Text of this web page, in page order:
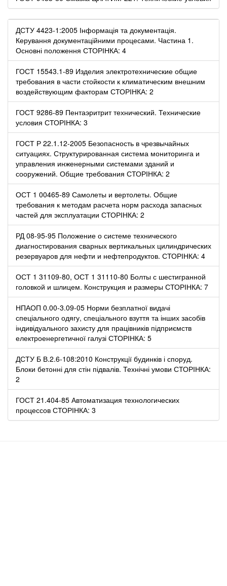
ДСТУ 4423-1:2005 Інформація та документація.
Керування документаційними процесами. Частина 1.
Основні положення СТОРІНКА: 4
ГОСТ 15543.1-89 Изделия электротехнические общие
требования в части стойкости к климатическим внешним
воздействующим факторам СТОРІНКА: 2
ГОСТ 9286-89 Пентаэритрит технический. Технические
условия СТОРІНКА: 3
ГОСТ Р 22.1.12-2005 Безопасность в чрезвычайных
ситуациях. Структурированная система мониторинга и
управления инженерными системами зданий и
сооружений. Общие требования СТОРІНКА: 2
ОСТ 1 00465-89 Самолеты и вертолеты. Общие
требования к методам расчета норм расхода запасных
частей для эксплуатации СТОРІНКА: 2
РД 08-95-95 Положение о системе технического
диагностирования сварных вертикальных цилиндрических
резервуаров для нефти и нефтепродуктов. СТОРІНКА: 4
ОСТ 1 31109-80, ОСТ 1 31110-80 Болты с шестигранной
головкой и шлицем. Конструкция и размеры СТОРІНКА: 7
НПАОП 0.00-3.09-05 Норми безплатної видачі
спеціального одягу, спеціального взуття та інших засобів
індивідуального захисту для працівників підприємств
електроенергетичної галузі СТОРІНКА: 5
ДСТУ Б В.2.6-108:2010 Конструкції будинків і споруд.
Блоки бетонні для стін підвалів. Технічні умови СТОРІНКА:
2
ГОСТ 21.404-85 Автоматизация технологических
процессов СТОРІНКА: 3